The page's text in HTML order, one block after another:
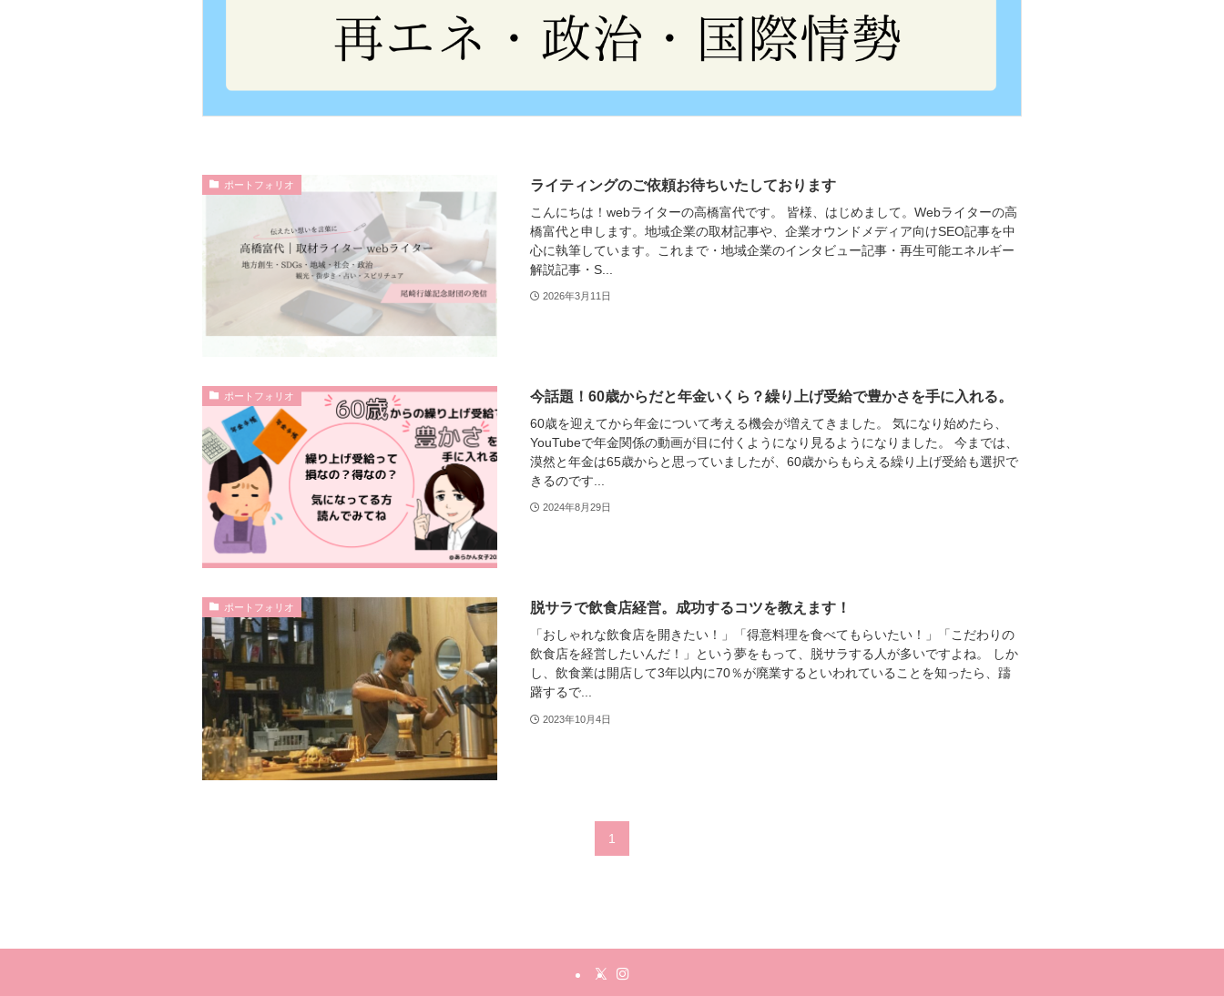
ポートフォリオ ライティングのご依頼お待ちいたしております
こんにちは！webライターの高橋富代です。 皆様、はじめまして。Webライターの高
橋富代と申します。地域企業の取材記事や、企業オウンドメディア向けSEO記事を中
心に執筆しています。これまで・地域企業のインタビュー記事・再生可能エネルギー
解説記事・S...
2026年3月11日
ポートフォリオ 今話題！60歳からだと年金いくら？繰り上げ受給で豊かさを手に入れる。
60歳を迎えてから年金について考える機会が増えてきました。 気になり始めたら、
YouTubeで年金関係の動画が目に付くようになり見るようになりました。 今までは、
漠然と年金は65歳からと思っていましたが、60歳からもらえる繰り上げ受給も選択で
きるのです...
2024年8月29日
ポートフォリオ 脱サラで飲食店経営。成功するコツを教えます！
「おしゃれな飲食店を開きたい！」「得意料理を食べてもらいたい！」「こだわりの
飲食店を経営したいんだ！」という夢をもって、脱サラする人が多いですよね。 しか
し、飲食業は開店して3年以内に70％が廃業するといわれていることを知ったら、躊
躇するで...
2023年10月4日
1